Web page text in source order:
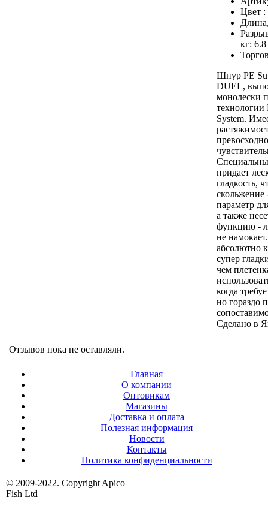
Цвет :
кг: 6.8
Шнур PE
DUEL,
монолески
технологии
System.
придает
гладкость,
параметр
а также
функцию -
не
абсолютно
супер
чем
когда
но гораздо
Сделано в
Отзывов пока не оставляли.
Главная
О компании
Оптовикам
Магазины
Доставка и оплата
Полезная информация
Новости
Контакты
Политика конфиденциальности
© 2009-2022. Copyright Apico
Fish Ltd